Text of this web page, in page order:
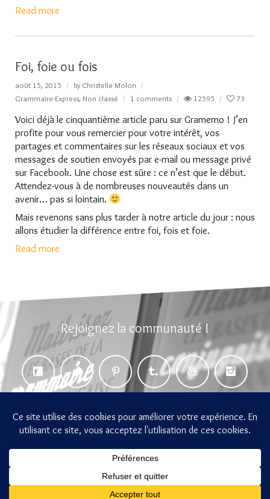
Read more
Foi, foie ou fois
août 15, 2015 by Christelle Molon
Grammaire-Express, Non classé 1 comments 12595 73
Voici déjà le cinquantième article paru sur Gramemo ! J’en
profite pour vous remercier pour votre intérêt, vos
partages et commentaires sur les réseaux sociaux et vos
messages de soutien envoyés par e-mail ou message privé
sur Facebook. Une chose est sûre : ce n’est que le début.
Attendez-vous à de nombreuses nouveautés dans un
avenir… pas si lointain.
Mais revenons sans plus tarder à notre article du jour : nous
allons étudier la différence entre foi, fois et foie.
Read more
Rejoignez la communauté !
gramemo 2014-2026 Tous droits réservés
Blog
Par où commencer ?
La Collection Gramemo